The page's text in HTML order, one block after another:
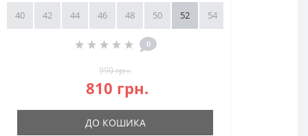
40 42 44 46 48 50 52 54
0
990 грн.
810 грн.
ДО КОШИКА